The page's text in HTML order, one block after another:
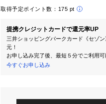
取得予定ポイント数： 175 pt
提携クレジットカードで還元率UP
三井ショッピングパークカード《セゾ
元！
お申し込み完了後、最短５分でご利用可
今すぐお申し込み